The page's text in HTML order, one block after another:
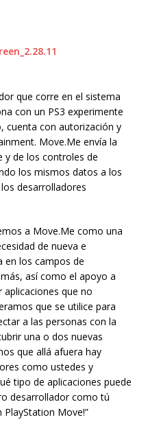
que corre en el sistema
con un PS3 experimente
cuenta con autorización y
Move.Me envía la
y de los controles de
los mismos datos a los
desarrolladores
a Move.Me como una
de nueva e
en los campos de
así como el apoyo a
aplicaciones que no
que se utilice para
a las personas con la
una o dos nuevas
que allá afuera hay
como ustedes y
tipo de aplicaciones puede
desarrollador como tú
Move!”